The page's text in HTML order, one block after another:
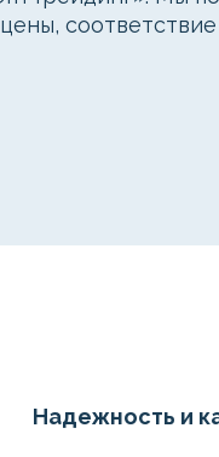
Надежность и